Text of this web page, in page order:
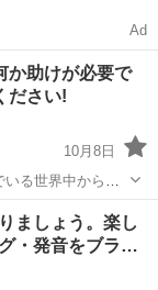
Ad
か助けが必要で
ださい!
10月8日
る世界中から集
善する練習をす
ましょう。楽し
・発音をブラ…